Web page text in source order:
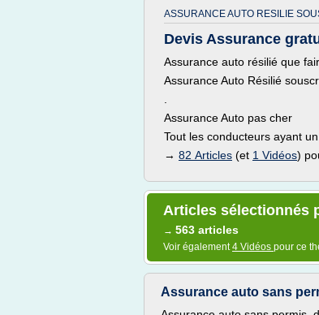
ASSURANCE AUTO RESILIE
Devis Assurance
Assurance auto résilié que
Assurance Auto Résilié
Assurance Auto pas cher
Tout les conducteurs ayant
→ 82 Articles (et 1 Vidéos)
Articles sélectionnés
→ 563 articles
Voir également4 Vidéos pour ce
Assurance auto sans